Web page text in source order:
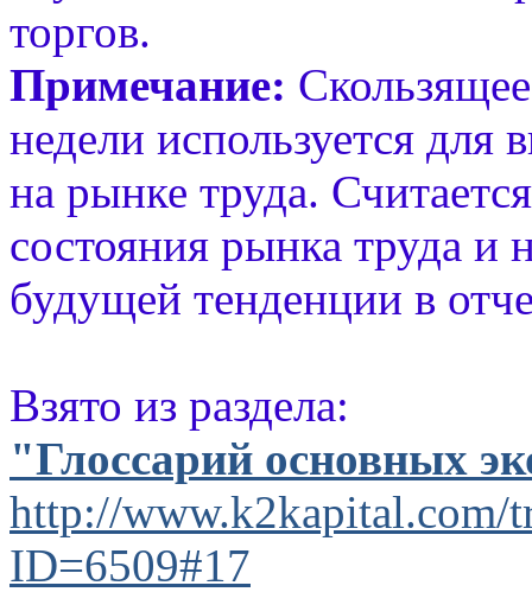
торгов.
Примечание:
недели используется
на рынке труда.
состояния рынка труда
будущей тенденции в
Взято из раздела:
"Глоссарий основных
http://www.k2kapital.com/
ID=6509#17